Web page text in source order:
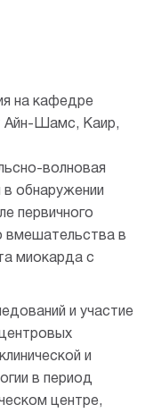
на кафедре
Айн-Шамс, Каир,
волновая
в обнаружении
первичного
вмешательства в
миокарда с
и участие
и
в период
центре,